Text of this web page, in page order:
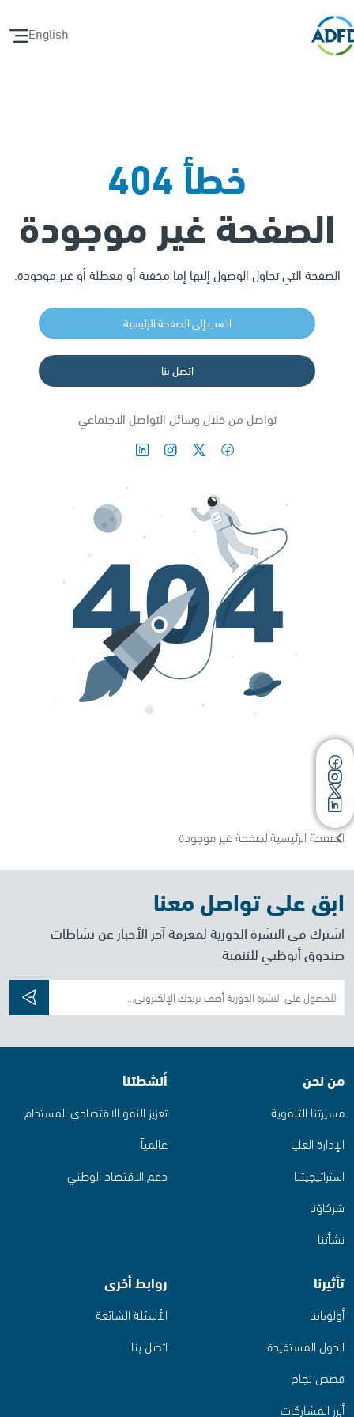
English
خطأ 404
الصفحة غير موجودة
الصفحة التي تحاول الوصول إليها إما مخفية أو معطلة أو غير موجودة.
اذهب إلى الصفحة الرئيسية
اتصل بنا
تواصل من خلال وسائل التواصل الاجتماعي
الصفحة الرئيسيةالصفحة غير موجودة
ابق على تواصل معنا
اشترك في النشرة الدورية لمعرفة آخر الأخبار عن نشاطات
صندوق أبوظبي للتنمية
من نحن
مسيرتنا التنموية
الإدارة العليا
استراتيجيتنا
شركاؤنا
نشأتنا
أنشطتنا
تعزيز النمو الاقتصادي المستدام
عالمياً
دعم الاقتصاد الوطني
تأثيرنا
أولوياتنا
الدول المستفيدة
قصص نجاح
أبرز المشاركات
روابط أخرى
الأسئلة الشائعة
اتصل بنا